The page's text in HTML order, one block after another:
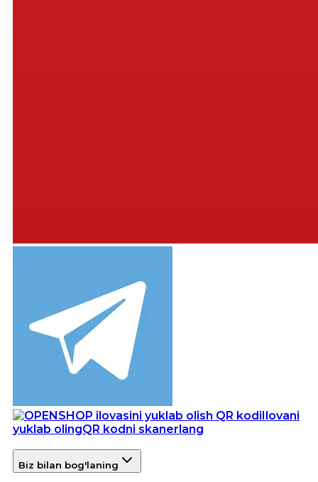
Ilovani
yuklab olingQR kodni skanerlang
Biz bilan bog'laning